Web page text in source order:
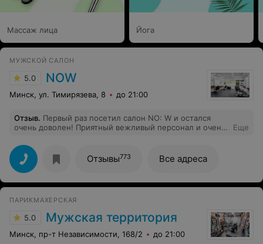
Массаж лица Йога
МУЖСКОЙ САЛОН
5.0 NOW
Минск, ул. Тимирязева, 8 до 21:00
Отзыв. Первый раз посетил салон NO: W и остался
очень доволен! Приятный вежливый персонал и очень
за все учтенные мои пожелания к стрижке и укладке,
и за очень приятную беседу во время его работы!
Максимально вежливый и приятный мастер, который
поддержит разговор, классно пошутит, учтет все
пожелания и оставит приятные впечатления от похода
Еще
Отзывы773 Все адреса
ПАРИКМАХЕРСКАЯ
5.0 Мужская территория
Минск, пр-т Независимости, 168/2 до 21:00